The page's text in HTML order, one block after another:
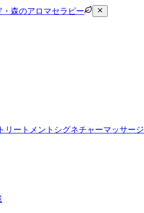
・森のアロマセラピー
リートメント シグネチャーマッサージ